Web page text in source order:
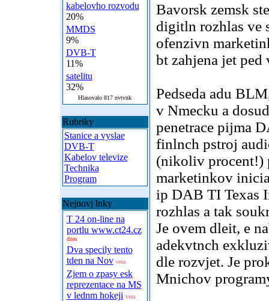
kabelovho rozvodu
20%
MMDS
9%
DVB-T
11%
satelitu
32%
Hlasovalo 817 nvtvnk
Rubriky
Stanice a vyslae
DVB-T
Kabelov televize
Technika
Program
Nejnovj lnky
T 24 on-line na
portlu www.ct24.cz
dnes
Dva specily tento
tden na Nov vera
Zjem o zpasy esk
reprezentace na MS
v lednm hokeji vera
Bavorsk zemsk
digitln rozhlas ve
ofenzivn
bt zahjena jet ped
Pedseda adu
v Nmecku a
penetrace pijma
finlnch pstroj
(nikoliv procent!)
marketinkov
ip DAB TI Texas
rozhlas a tak
Je ovem dleit, e
adekvtnch
dle rozvjet. Je
Mnichov